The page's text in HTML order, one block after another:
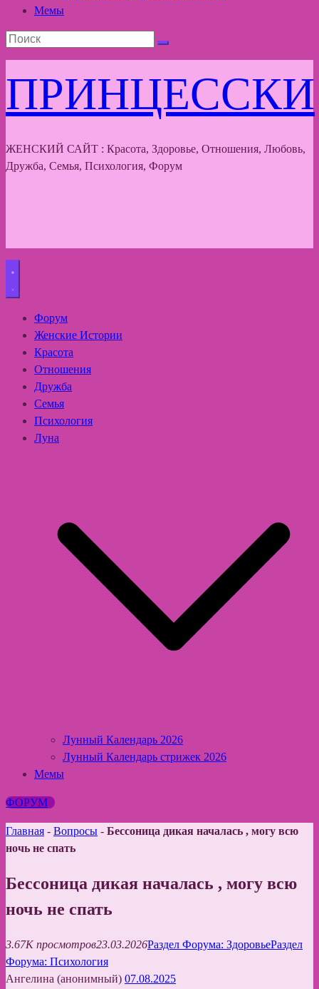
Мемы
ПРИНЦЕССКИ
ЖЕНСКИЙ САЙТ : Красота, Здоровье, Отношения, Любовь,
Дружба, Семья, Психология, Форум
Форум
Женские Истории
Красота
Отношения
Дружба
Семья
Психология
Луна
Лунный Календарь 2026
Лунный Календарь стрижек 2026
Мемы
ФОРУМ
Главная - Вопросы - Бессоница дикая началась , могу всю
ночь не спать
Бессоница дикая началась , могу всю
ночь не спать
3.67K просмотров23.03.2026Раздел Форума: ЗдоровьеРаздел
Форума: Психология
Ангелина (анонимный) 07.08.2025